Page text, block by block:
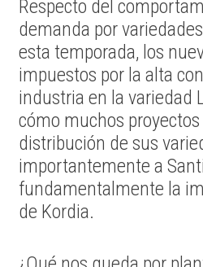
Respecto del
demanda por
esta temporada, los
impuestos por la alta
industria en la variedad
cómo muchos
distribución de sus
importantemente a
fundamentalmente la
de Kordia.